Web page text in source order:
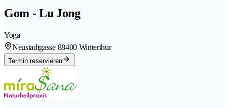
Gom - Lu Jong
Yoga
Neustadtgasse 88400 Winterthur
Termin reservieren